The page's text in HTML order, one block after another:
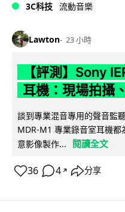
3C科技 流動音樂
Lawton 23 小時
【評測】Sony
耳機：現場拍攝
談到專業混音專用的聲音監
MDR-M1 專業錄音室耳機
意影像製作...
閱讀全文
36 4 ↗ 分享